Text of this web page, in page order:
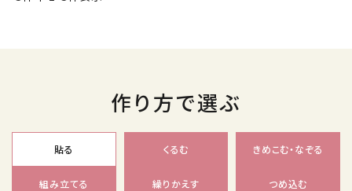
作り方で選ぶ
貼る くるむ きめこむ・なぞる
組み立てる 繰りかえす つめ込む